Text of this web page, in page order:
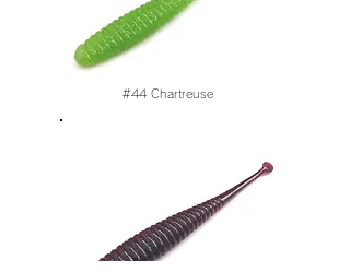
#44 Chartreuse